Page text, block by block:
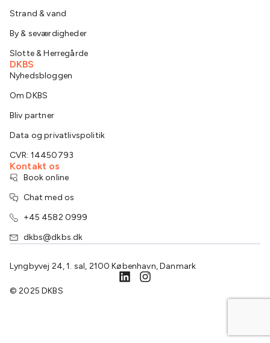
Strand & vand
By & seværdigheder
Slotte & Herregårde
DKBS
Nyhedsbloggen
Om DKBS
Bliv partner
Data og privatlivspolitik
CVR: 14450793
Kontakt os
Book online
Chat med os
+45 4582 0999
dkbs@dkbs.dk
Lyngbyvej 24, 1. sal, 2100 København, Danmark
© 2025 DKBS